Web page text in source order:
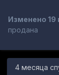
Изменено 19
продана
4 месяца